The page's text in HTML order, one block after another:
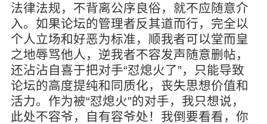
法律法规，不背离公序良俗，就不应随意介
入。如果论坛的管理者反其道而行，完全以
个人立场和好恶为标准，顺我者可以堂而皇
之地辱骂他人，逆我者不容发声随意删帖，
还沾沾自喜于把对手“怼熄火了”，只能导致
论坛的高度提纯和同质化，丧失思想价值和
活力。作为被“怼熄火”的对手，我只想说，
此处不容爷，自有容爷处！我倒要看看，你